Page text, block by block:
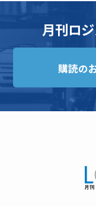
月刊ロ
購読の